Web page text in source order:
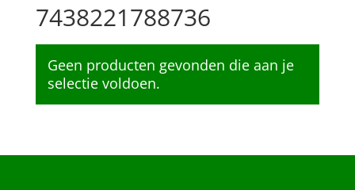
7438221788736
Geen producten gevonden die aan je
selectie voldoen.